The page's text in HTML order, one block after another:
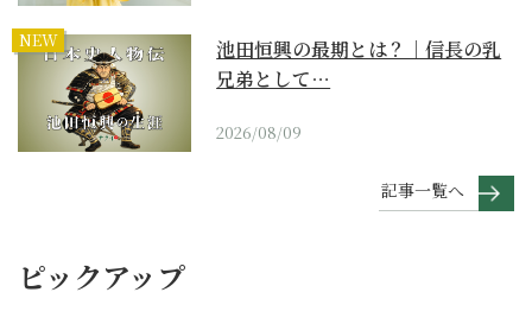
NEW
池田恒興の最期とは？｜信長の乳
兄弟として…
2026/08/09
記事一覧へ
ピックアップ